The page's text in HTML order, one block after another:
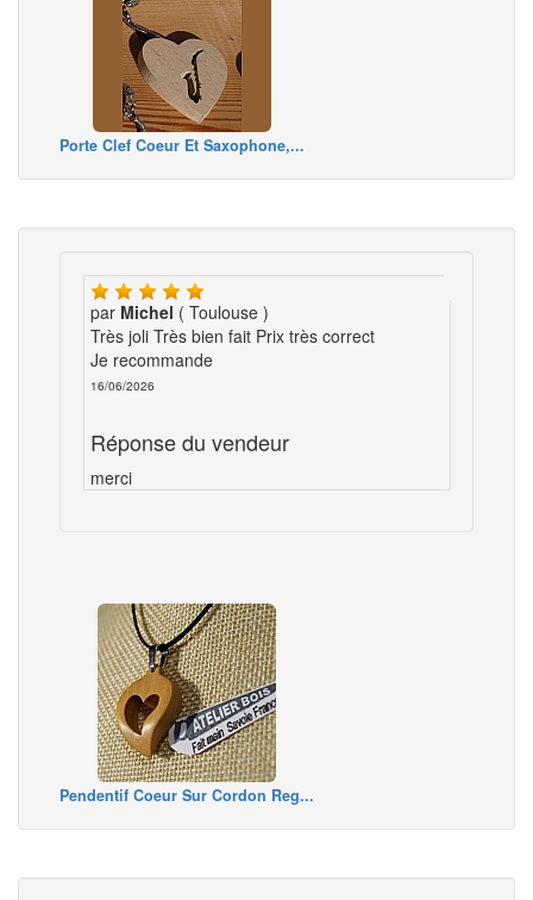
Porte Clef Coeur Et Saxophone,...
par Michel ( Toulouse )
Très joli Très bien fait Prix très correct
Je recommande
16/06/2026
Réponse du vendeur
merci
Pendentif Coeur Sur Cordon Reg...